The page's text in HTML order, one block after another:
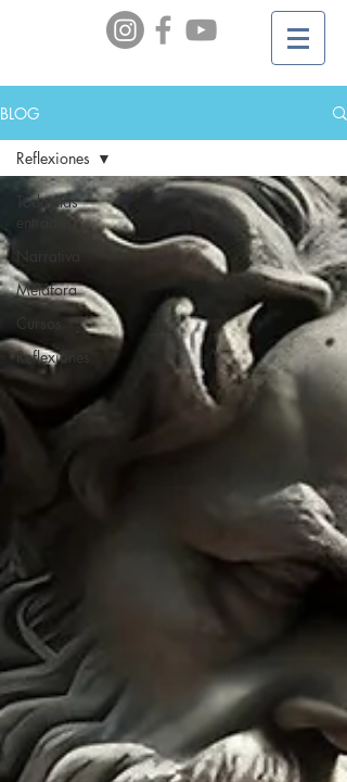
BLOG
Todas las
entradas
Narrativa
Metáfora
Cursos
Reflexiones
Reflexiones